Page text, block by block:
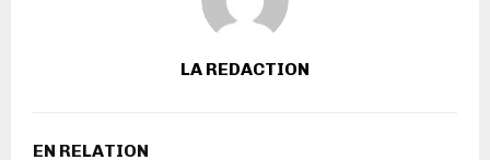
LA REDACTION
EN RELATION